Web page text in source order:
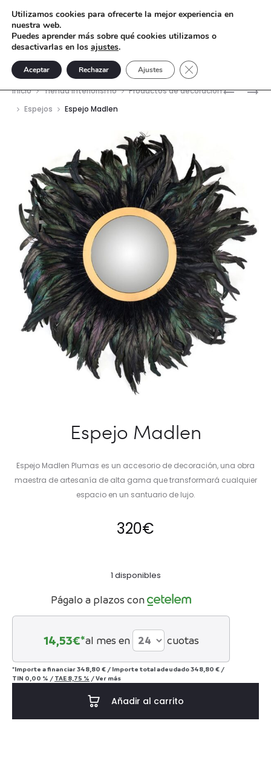
FIGURA
LÁMPARA
Inicio Tienda interiorismo
Productos de decoración
Espejos
Espejo Madlen
Espejo Madlen
Espejo Madlen Plumas es un accesorio de decoración, una obra
maestra de artesanía de alta gama que transformará cualquier
espacio en un santuario de lujo.
320€
1 disponibles
Págalo a plazos con
14,53€*al mes en cuotas
*Importe a financiar348,80 € / Importe total adeudado348,80 € /
TIN 0,00 % / TAE 8,75 % /Ver más
Añadir al carrito
Utilizamos cookies para ofrecerte la mejor experiencia en
nuestra web.
Puedes aprender más sobre qué cookies utilizamos o
desactivarlas en los ajustes.
Aceptar Rechazar Ajustes Cerrar el banner de